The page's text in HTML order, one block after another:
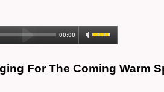
00:00
For The Coming Warm